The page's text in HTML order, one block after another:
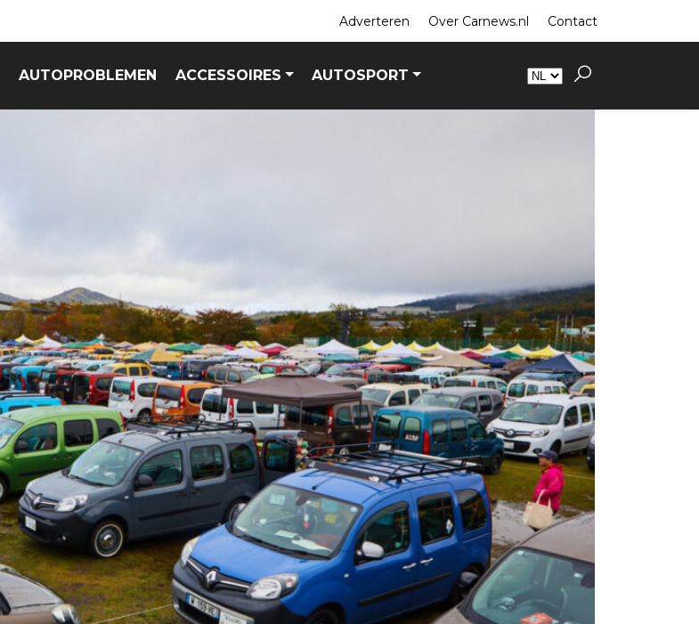
Adverteren Over Carnews.nl Contact
AUTOPROBLEMEN ACCESSOIRES AUTOSPORT